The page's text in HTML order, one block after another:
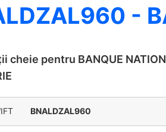
-
cheie pentru BANQUE
BNALDZAL960